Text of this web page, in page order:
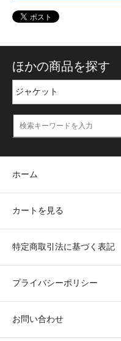
ほかの商品を探す
ホーム
カートを見る
特定商取引法に基づく表記
プライバシーポリシー
お問い合わせ